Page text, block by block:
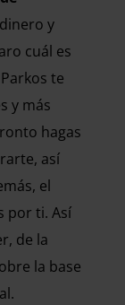
y
cuál es
te
y más
hagas
así
el
por ti. Así
de la
la base